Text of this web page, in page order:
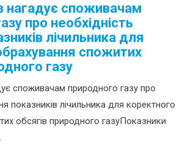
нагадує споживачам
про необхідність
лічильника для
спожитих
газу
споживачам природного газу про
показників лічильника для коректного
обсягів природного газуПоказники